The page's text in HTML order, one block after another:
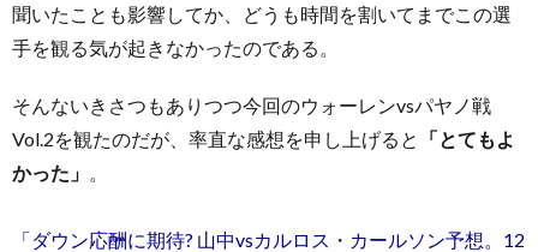
聞いたことも影響してか、どうも時間を割いてまでこの選
手を観る気が起きなかったのである。
そんないきさつもありつつ今回のウォーレンvsパヤノ戦
Vol.2を観たのだが、率直な感想を申し上げると
「とてもよ
かった」
「ダウン応酬に期待? 山中vsカルロス・カールソン予想。12